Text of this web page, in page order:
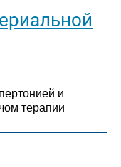
и
терапии